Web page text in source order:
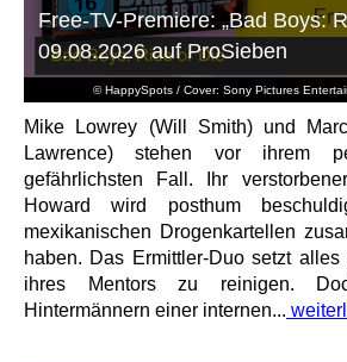
© HappySpots / Cover: Sony Pictures
Free-TV-Premiere: „Bad Boys:
09.08.2026 auf ProSieben
Mike Lowrey (Will Smith) und
Lawrence) stehen vor ihrem
gefährlichsten Fall. Ihr
Howard wird posthum
mexikanischen Drogenkartellen
haben. Das Ermittler-Duo setzt
ihres Mentors zu reinigen.
Hintermännern einer internen...